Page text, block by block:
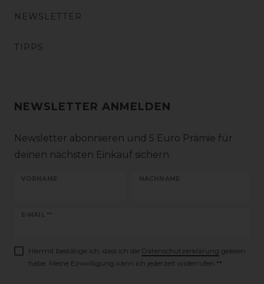
NEWSLETTER
TIPPS
NEWSLETTER ANMELDEN
Newsletter abonnieren und 5 Euro Prämie für
deinen nächsten Einkauf sichern
VORNAME NACHNAME
E-MAIL **
Newsletter
Hiermit bestätige ich, dass ich die Daten­schutz­erklärung gelesen
habe. Meine Einwilligung kann ich jederzeit widerrufen.**